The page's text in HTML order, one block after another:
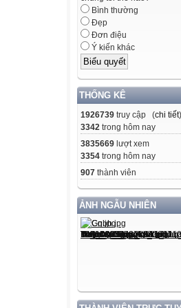
Bình thường
Đẹp
Đơn điệu
Ý kiến khác
THỐNG KÊ
1926739 truy cập (chi tiết)
3342 trong hôm nay
3835669 lượt xem
3354 trong hôm nay
907 thành viên
ẢNH NGẪU NHIÊN